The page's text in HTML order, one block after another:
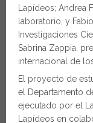
Lapídeos; Andrea
laboratorio, y
Investigaciones
Sabrina Zappia,
internacional de
El proyecto de
el Departamento
ejecutado por el
Lapídeos en